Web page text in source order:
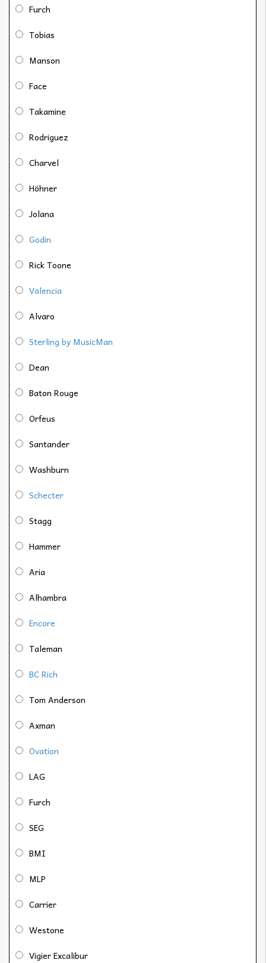
Furch
Tobias
Manson
Face
Takamine
Rodriguez
Charvel
Höhner
Jolana
Godin
Rick Toone
Valencia
Alvaro
Sterling by MusicMan
Dean
Baton Rouge
Orfeus
Santander
Washburn
Schecter
Stagg
Hammer
Aria
Alhambra
Encore
Taleman
BC Rich
Tom Anderson
Axman
Ovation
LAG
Furch
SEG
BMI
MLP
Carrier
Westone
Vigier Excalibur